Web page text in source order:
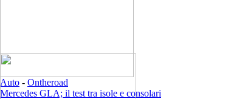
Auto - Ontheroad
Mercedes GLA; il test tra isole e consolari